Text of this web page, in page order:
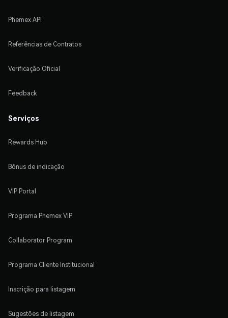
Phemex API
Referências de Contratos
Verificação Oficial
Feedback
Serviços
Rewards Hub
Bônus de indicação
VIP Portal
Programa Phemex VIP
Collaborator Program
Programa Cliente Institucional
Inscrição para listagem
Sugestões de listagem